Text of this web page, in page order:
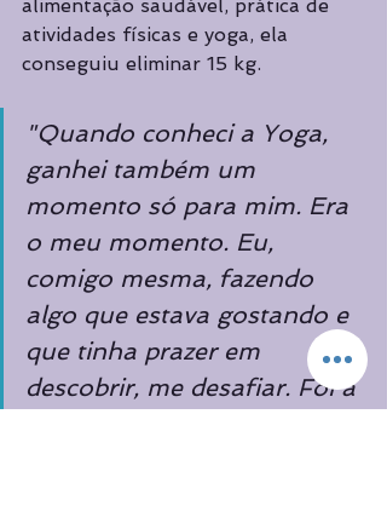
alimentação saudável, prática de
atividades físicas e yoga, ela
conseguiu eliminar 15 kg.
"Quando conheci a Yoga,
ganhei também um
momento só para mim. Era
o meu momento. Eu,
comigo mesma, fazendo
algo que estava gostando e
que tinha prazer em
descobrir, me desafiar. Foi a